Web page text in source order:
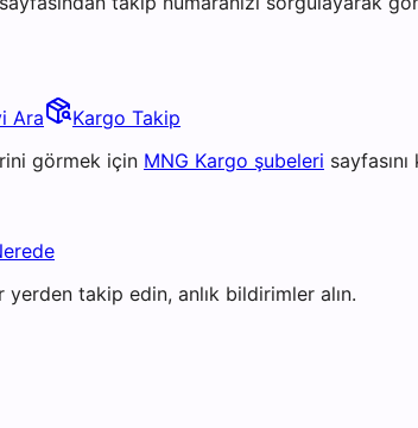
Ara
Kargo Takip
görmek için MNG Kargo şubeleri
yerden takip edin, anlık bildirimler alın.